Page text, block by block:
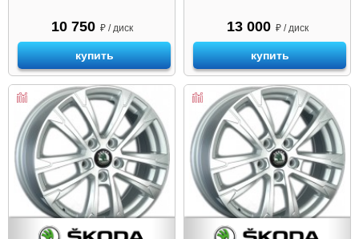
10 750 ₽ / диск
купить
13 000 ₽ / диск
купить